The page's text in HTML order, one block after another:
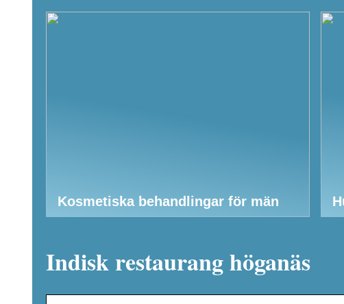
Kosmetiska behandlingar för män
Indisk restaurang höganäs